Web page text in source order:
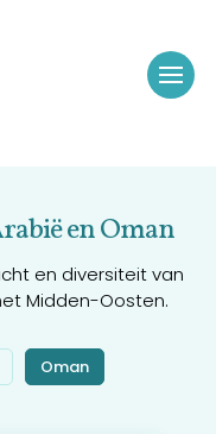
en Oman
en diversiteit van
Midden-Oosten.
Oman